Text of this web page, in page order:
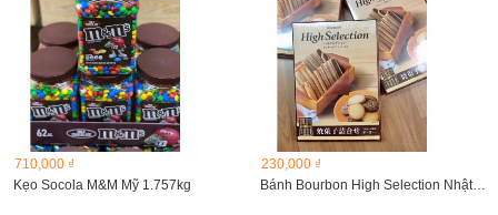
710,000 ₫
Kẹo Socola M&M Mỹ 1.757kg
230,000 ₫
Bánh Bourbon High Selection Nhật Bản